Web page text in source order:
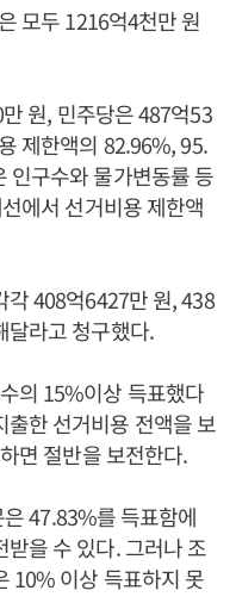
모두 1216억4천만 원
원, 민주당은 487억53
제한액의 82.96%, 95.
인구수와 물가변동률 등
에서 선거비용 제한액
각 408억6427만 원, 438
달라고 청구했다.
의 15%이상 득표했다
한 선거비용 전액을 보
면 절반을 보전한다.
47.83%를 득표함에
을 수 있다. 그러나 조
10% 이상 득표하지 못